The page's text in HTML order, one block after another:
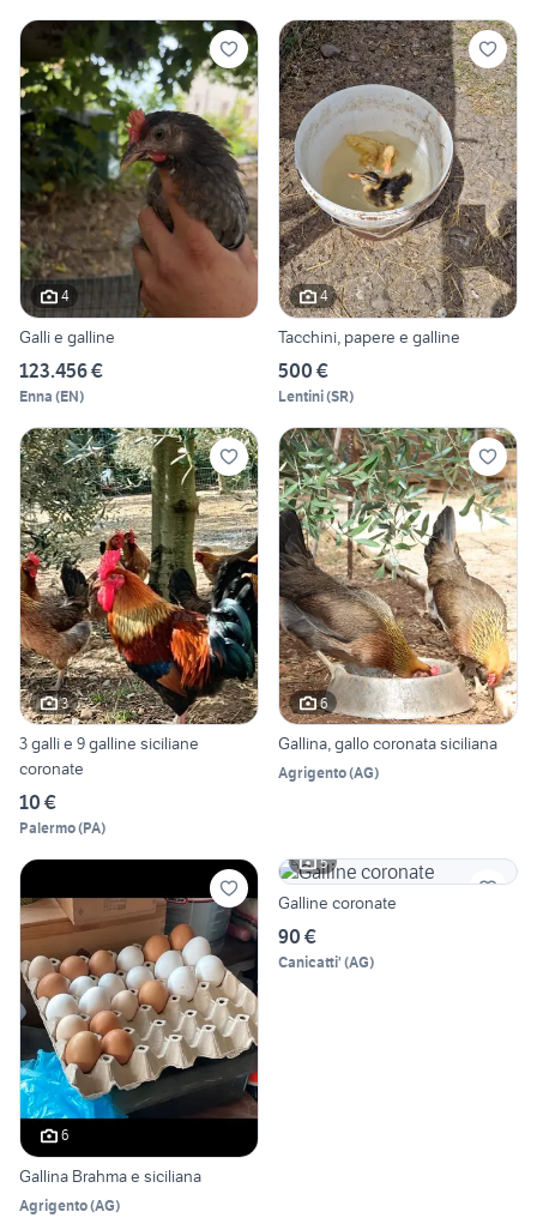
4
Galli e galline
123.456 €
Enna (EN)
4
Tacchini, papere e galline
500 €
Lentini(SR)
3
3 galli e 9 galline siciliane
coronate
10 €
Palermo(PA)
6
Gallina, gallo coronata siciliana
Agrigento(AG)
6
Gallina Brahma e siciliana
Agrigento(AG)
5
Galline coronate
90 €
Canicatti' (AG)